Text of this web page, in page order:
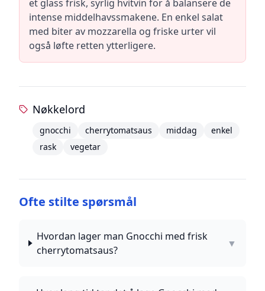
et glass frisk, syrlig hvitvin for å balansere de
intense middelhavssmakene. En enkel salat
med biter av mozzarella og friske urter vil
også løfte retten ytterligere.
Nøkkelord
gnocchi cherrytomatsaus middag
enkel
rask
vegetar
Ofte stilte spørsmål
Hvordan lager man Gnocchi med frisk
cherrytomatsaus?
▼